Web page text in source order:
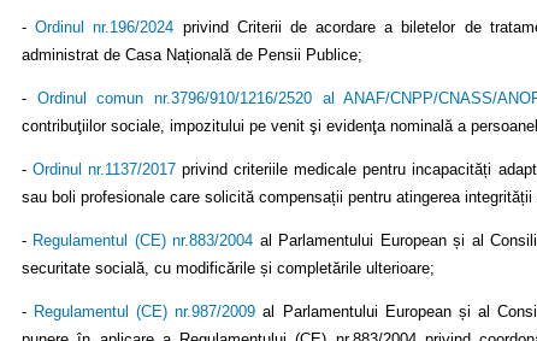
-Ordinul nr.196/2024 privind Criterii de acordare a biletelor de
administrat de Casa Națională de Pensii Publice;
- Ordinul comun nr.3796/910/1216/2520 al ANAF/CNPP/CNASS/
contribuţiilor sociale, impozitului pe venit şi evidenţa nominală a
-Ordinul nr.1137/2017 privind criteriile medicale pentru incapacități
sau boli profesionale care solicită compensații pentru atingerea integrității
- Regulamentul (CE) nr.883/2004 al Parlamentului European și al
securitate socială, cu modificările și completările ulterioare;
- Regulamentul (CE) nr.987/2009 al Parlamentului European și al